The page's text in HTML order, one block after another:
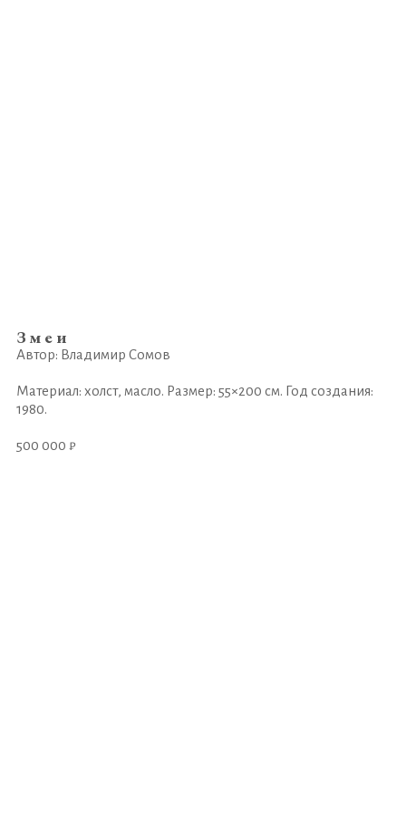
Змеи
Автор: Владимир Сомов
Материал: холст, масло. Размер: 55×200 см. Год создания:
1980.
500 000 ₽